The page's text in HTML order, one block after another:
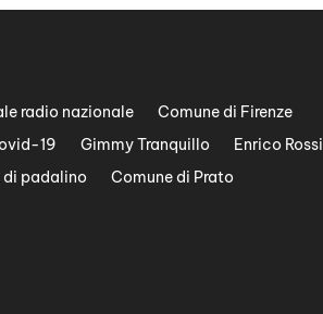
radio nazionale
Comune di Firenze
19 Gimmy Tranquillo
Enrico Rossi
di padalino
Comune di Prato